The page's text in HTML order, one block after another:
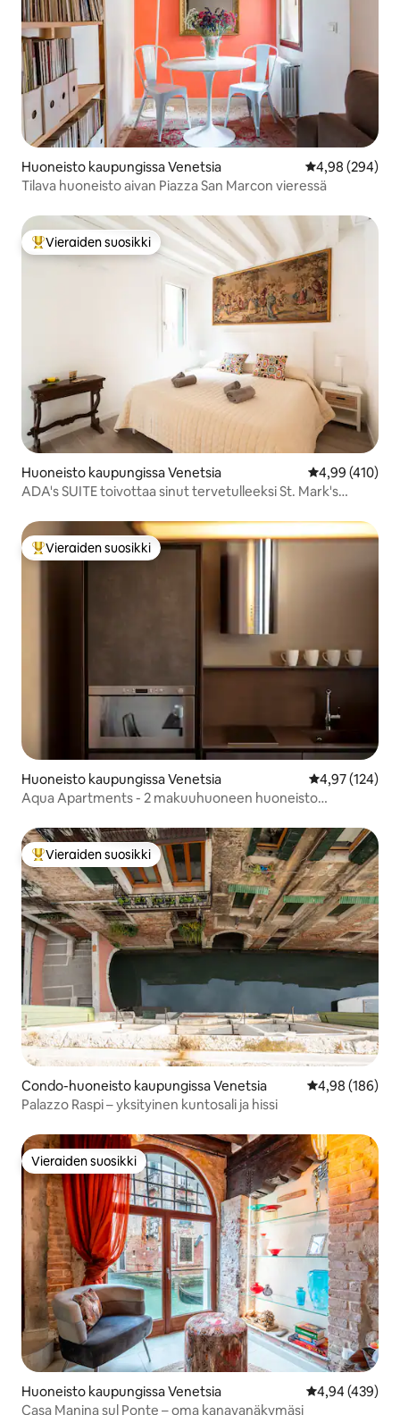
Huoneisto kaupungissa Venetsia
4,98 (294)
Tilava huoneisto aivan Piazza San Marcon vieressä
Vieraiden suosikkien parhaimmistoa
Vieraiden suosikki
Huoneisto kaupungissa Venetsia
4,99 (410)
ADA's SUITE toivottaa sinut tervetulleeksi St. Mark's
Vieraiden suosikkien parhaimmistoa
Vieraiden suosikki
Huoneisto kaupungissa Venetsia
4,97 (124)
Aqua Apartments - 2 makuuhuoneen huoneisto
Vieraiden suosikkien parhaimmistoa
Vieraiden suosikki
Condo-huoneisto kaupungissa Venetsia
4,98 (186)
Palazzo Raspi – yksityinen kuntosali ja hissi
Vieraiden suosikki
Vieraiden suosikki
Huoneisto kaupungissa Venetsia
4,94 (439)
Casa Manina sul Ponte – oma kanavanäkymäsi